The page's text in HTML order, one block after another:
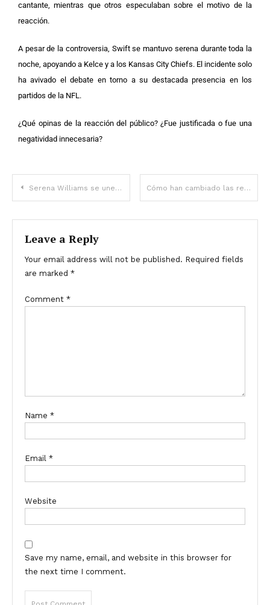
cantante, mientras que otros especulaban sobre el motivo de la
reacción.
A pesar de la controversia, Swift se mantuvo serena durante toda la
noche, apoyando a Kelce y a los Kansas City Chiefs. El incidente solo
ha avivado el debate en torno a su destacada presencia en los
partidos de la NFL.
¿Qué opinas de la reacción del público? ¿Fue justificada o fue una
negatividad innecesaria?
Serena Williams se une a Kendrick Lamar en el escenario del Super Bowl: ¡los fanáticos no pueden superarlo! Cómo han cambiado las relaciones entre mejores amigas de los 90 y hoy
Leave a Reply
Your email address will not be published. Required fields
are marked *
Comment *
Name *
Email *
Website
Save my name, email, and website in this browser for
the next time I comment.